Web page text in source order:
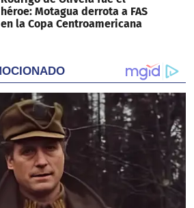
héroe: Motagua derrota a FAS
en la Copa Centroamericana